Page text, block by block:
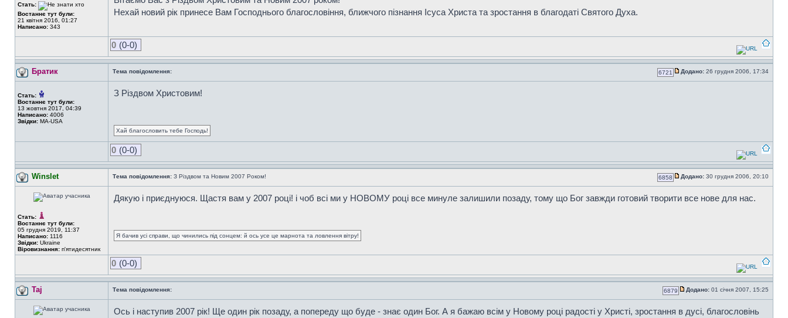
Стать:
Востаннє тут були:
21 квітня 2016, 01:27
Написано: 343
Нехай новий рік принесе Вам Господнього благословіння, ближчого пізнання Ісуса Христа та зростання в благодаті Святого Духа.
0 (0-0)
Братик Тема повідомлення: 6721 Додано: 26 грудня 2006, 17:34
Стать:
Востаннє тут були:
13 жовтня 2017, 04:39
Написано: 4006
Звідки: MA-USA
З Різдвом Христовим!
Хай благословить тебе Господь!
0 (0-0)
Winslet Тема повідомлення: З Різдвом та Новим 2007 Роком! 6858 Додано: 30 грудня 2006, 20:10
Стать:
Востаннє тут були:
05 грудня 2019, 11:37
Написано: 1116
Звідки: Ukraine
Віровизнання: п'ятидесятник
Дякую і приєднуюся. Щастя вам у 2007 році! і чоб всі ми у НОВОМУ році все минуле залишили позаду, тому що Бог завжди готовий творити все нове для нас.
Я бачив усі справи, що чинились під сонцем: й ось усе це марнота та ловлення вітру!
0 (0-0)
Taj Тема повідомлення: 6879 Додано: 01 січня 2007, 15:25
Ось і наступив 2007 рік! Ще один рік позаду, а попереду що буде - знає один Бог. А я бажаю всім у Новому році радості у Христі, зростання в дусі, благословінь